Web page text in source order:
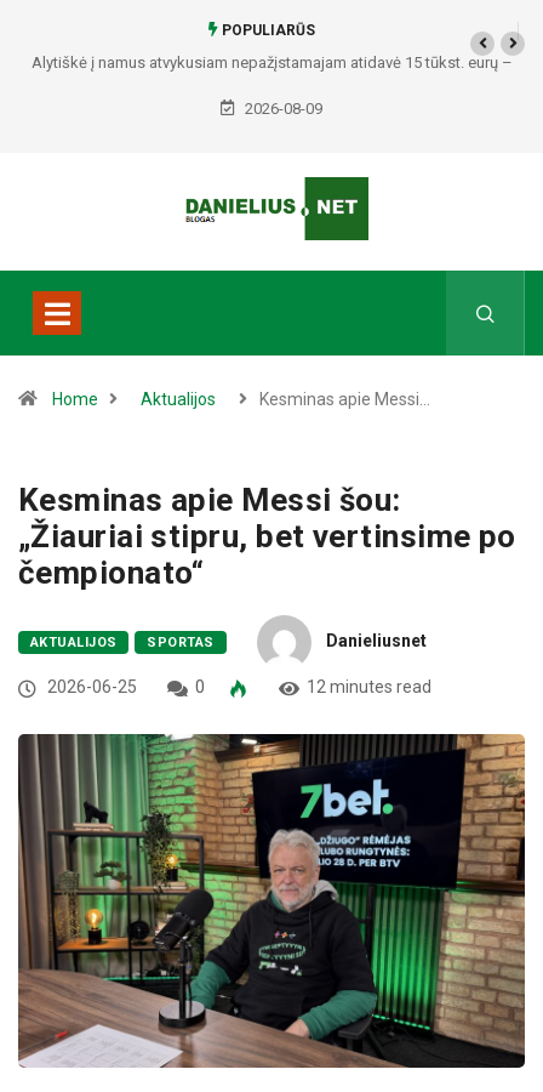
POPULIARŪS
Alytiškė į namus atvykusiam nepažįstamajam atidavė 15 tūkst. eurų –
policija pradėjo tyrimą
2026-08-09
Home Aktualijos Kesminas apie Messi…
Kesminas apie Messi šou:
„Žiauriai stipru, bet vertinsime po
čempionato“
AKTUALIJOS SPORTAS Danieliusnet
2026-06-25 0 12 minutes read